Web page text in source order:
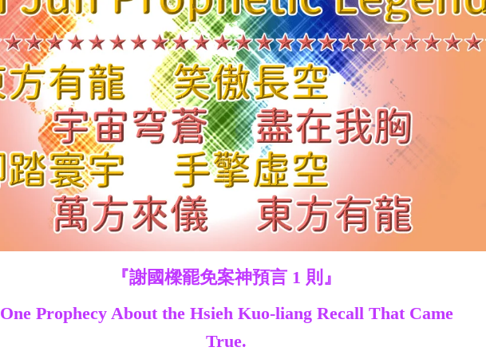
救
世
主
『謝國樑罷免案神預言 1 則』
One Prophecy About the Hsieh Kuo-liang Recall That Came
True.